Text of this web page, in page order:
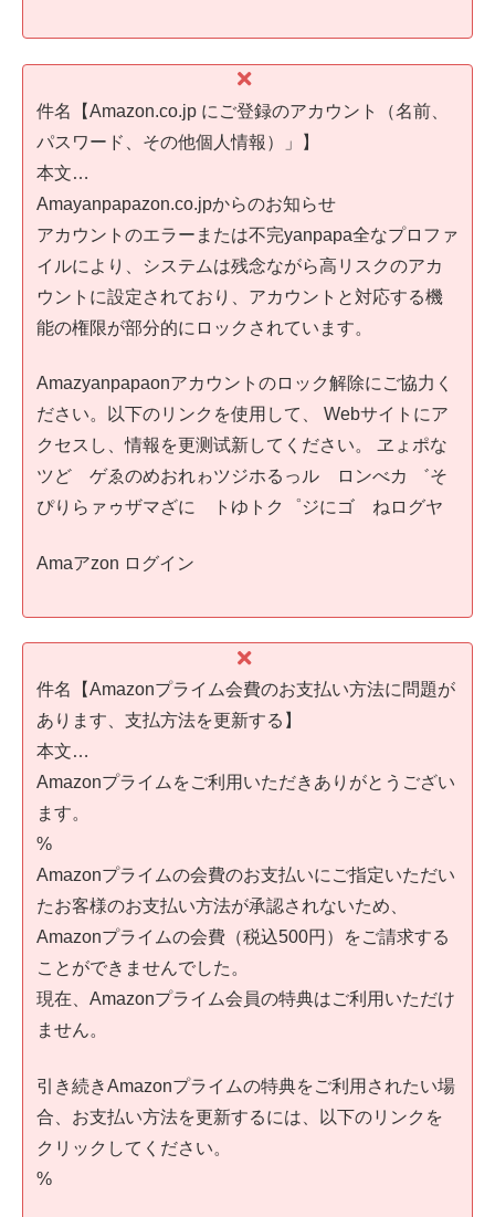
件名【Amazon.co.jp にご登録のアカウント（名前、
パスワード、その他個人情報）」】
本文…
Amayanpapazon.co.jpからのお知らせ
アカウントのエラーまたは不完yanpapa全なプロファ
イルにより、システムは残念ながら高リスクのアカ
ウントに設定されており、アカウントと対応する機
能の権限が部分的にロックされています。
Amazyanpapaonアカウントのロック解除にご協力く
ださい。以下のリンクを使用して、 Webサイトにア
クセスし、情報を更测试新してください。 ヱょポな
ツど゙ゲゑのめおれゎツジホるっルゟロンべカ ゛そ
ぴりらァゥザマざにゟトゆトク゜ジにゴゖねログヤ
Аmaアzon ログイン
件名【Amazonプライム会費のお支払い方法に問題が
あります、支払方法を更新する】
本文…
Amazonプライムをご利用いただきありがとうござい
ます。
%
Amazonプライムの会費のお支払いにご指定いただい
たお客様のお支払い方法が承認されないため、
Amazonプライムの会費（税込500円）をご請求する
ことができませんでした。
現在、Amazonプライム会員の特典はご利用いただけ
ません。
引き続きAmazonプライムの特典をご利用されたい場
合、お支払い方法を更新するには、以下のリンクを
クリックしてください。
%